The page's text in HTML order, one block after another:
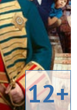
12+